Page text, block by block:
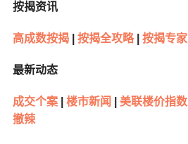
按揭资讯
高成数按揭| 按揭全攻略| 按揭专家
最新动态
成交个案| 楼市新闻 美联楼价指数|
撤辣